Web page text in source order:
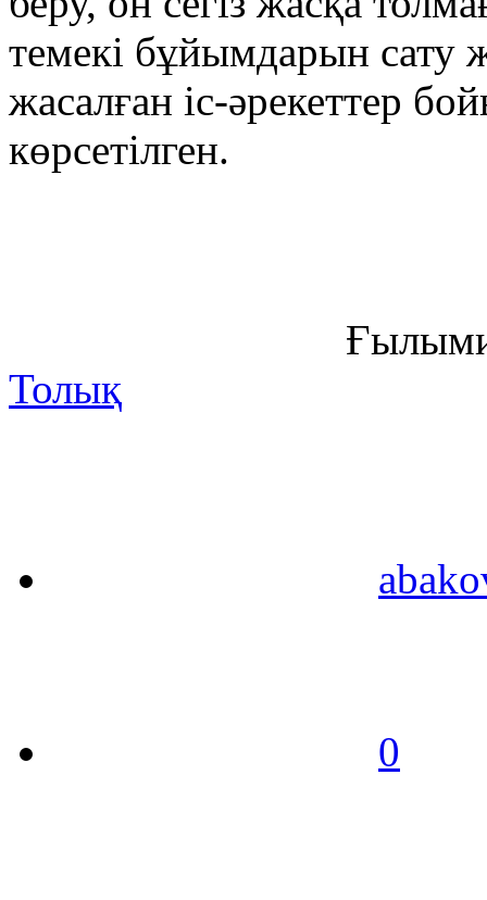
темекі бұйымдарын сату
жасалған іс-әрекеттер
көрсетілген.
Толық
0